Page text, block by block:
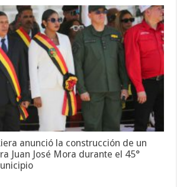
anunció la construcción de un
Juan José Mora durante el 45°